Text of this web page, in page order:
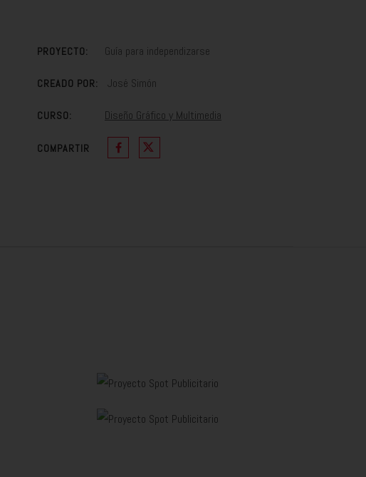
PROYECTO: Guía para independizarse
CREADO POR: José Simón
CURSO: Diseño Gráfico y Multimedia
COMPARTIR